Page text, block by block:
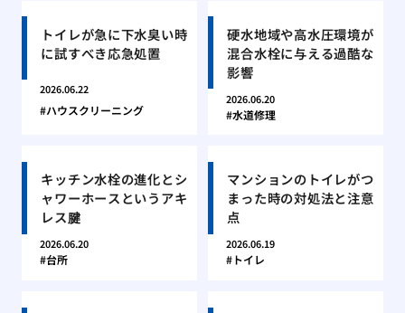
トイレが急に下水臭い時
に試すべき応急処置
2026.06.22
ハウスクリーニング
硬水地域や高水圧環境が
混合水栓に与える過酷な
影響
2026.06.20
水道修理
キッチン水栓の進化とシ
ャワーホースというアキ
レス腱
2026.06.20
台所
マンションのトイレがつ
まった時の対処法と注意
点
2026.06.19
トイレ